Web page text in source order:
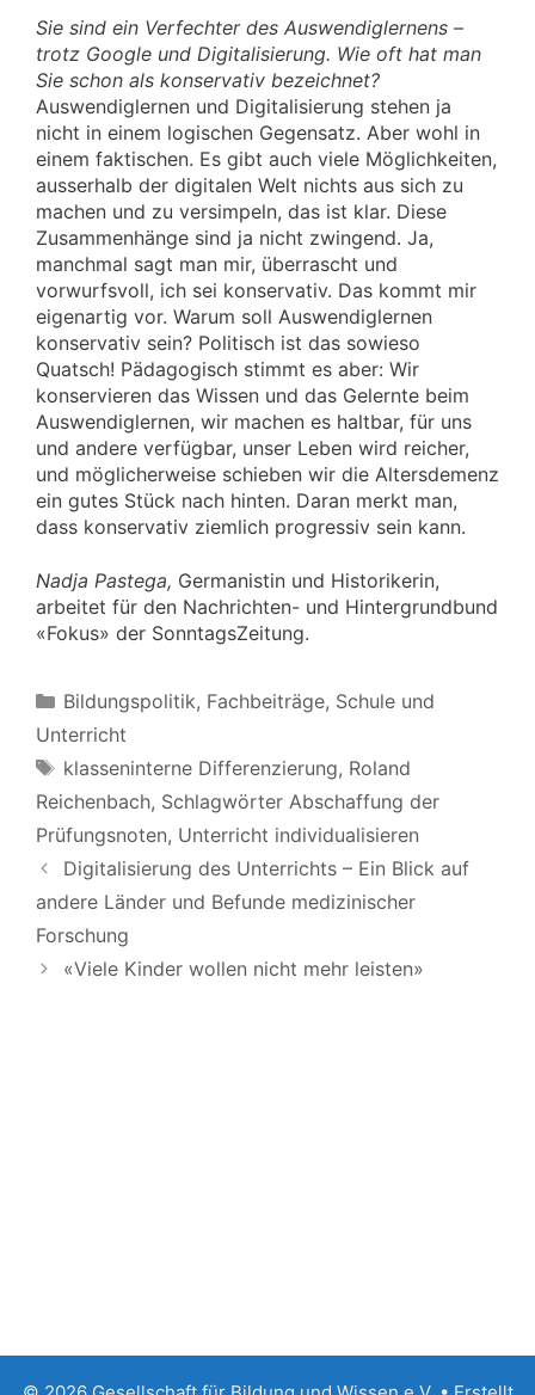
Sie sind ein Verfechter des Auswendiglernens –
trotz Google und Digitalisierung. Wie oft hat man
Sie schon als konservativ bezeichnet?
Auswendiglernen und Digitalisierung stehen ja
nicht in einem logischen Gegensatz. Aber wohl in
einem faktischen. Es gibt auch viele Möglichkeiten,
ausserhalb der digitalen Welt nichts aus sich zu
machen und zu versimpeln, das ist klar. Diese
Zusammenhänge sind ja nicht zwingend. Ja,
manchmal sagt man mir, überrascht und
vorwurfsvoll, ich sei konservativ. Das kommt mir
eigenartig vor. Warum soll Auswendiglernen
konservativ sein? Politisch ist das sowieso
Quatsch! Pädagogisch stimmt es aber: Wir
konservieren das Wissen und das Gelernte beim
Auswendiglernen, wir machen es haltbar, für uns
und andere verfügbar, unser Leben wird reicher,
und möglicherweise schieben wir die Altersdemenz
ein gutes Stück nach hinten. Daran merkt man,
dass konservativ ziemlich progressiv sein kann.
Nadja Pastega, Germanistin und Historikerin,
arbeitet für den Nachrichten- und Hintergrundbund
«Fokus» der SonntagsZeitung.
Kategorien
Bildungspolitik, Fachbeiträge, Schule und
Unterricht
Schlagwörter
klasseninterne Differenzierung, Roland
Reichenbach, Schlagwörter Abschaffung der
Prüfungsnoten, Unterricht individualisieren
Digitalisierung des Unterrichts – Ein Blick auf
andere Länder und Befunde medizinischer
Forschung
«Viele Kinder wollen nicht mehr leisten»